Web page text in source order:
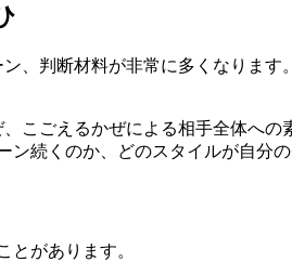
、判断材料が非常に多くなりま
こごえるかぜによる相手全体へ
続くのか、どのスタイルが自分
があります。